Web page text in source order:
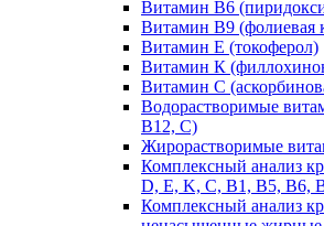
Витамин В6
Витамин В9 (фолиевая
Витамин Е (токоферол)
Витамин К
Витамин С
Водорастворимые
В12, С)
Жирорастворимые
Комплексный анализ
D, E, K, C, B1, B5, B6,
Комплексный анализ